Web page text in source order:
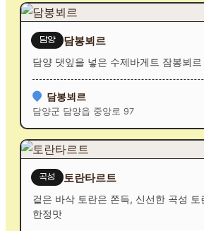
담양 담봉뵈르
담양 댓잎을 넣은 수제바게트 잠봉뵈르
담봉뵈르
담양군 담양읍 중앙로 97
곡성 토란타르트
겉은 바삭 토란은 쫀득, 신선한 곡성 토
한정맛